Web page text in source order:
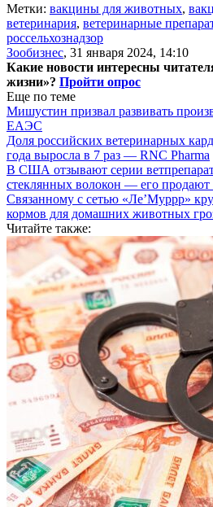
Метки: вакцины для животных,
ветеринария, ветеринарные
россельхознадзор
Зообизнес, 31 января 2024, 14:10
Какие новости интересны
жизни»? Пройти опрос
Еще по теме
Мишустин призвал развивать
ЕАЭС
Доля российских ветеринарных
года выросла в 7 раз — RNC Pharma
В США отзывают серии
стеклянных волокон — его продают
Связанному с сетью «Ле’Муррр»
кормов для домашних животных
Читайте также: